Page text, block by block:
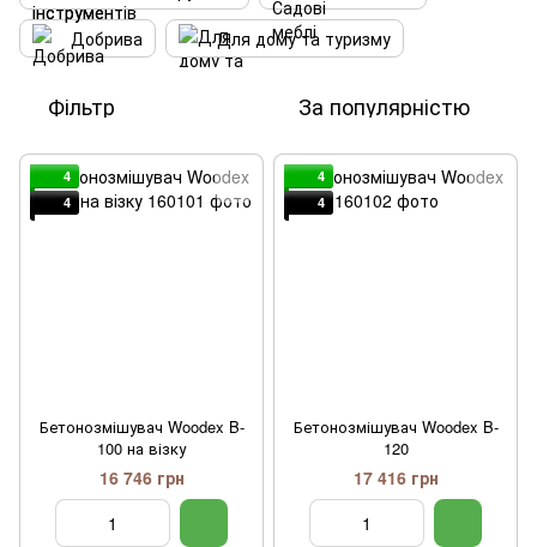
Добрива
Для дому та туризму
Фільтр За популярністю
4
4
Бетонозмішувач Woodex B-
100 на візку
16 746 грн
4
4
Бетонозмішувач Woodex B-
120
17 416 грн